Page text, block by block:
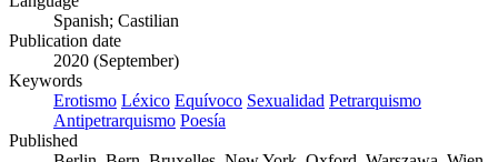
Spanish; Castilian
Publication date
2020 (September)
Keywords
Erotismo Léxico Equívoco Sexualidad Petrarquismo
Antipetrarquismo Poesía
Published